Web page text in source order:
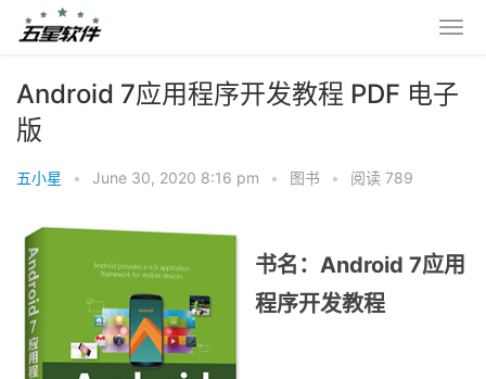
Android 7应用程序开发教程 PDF 电子
版
五小星 • June 30, 2020 8:16 pm • 图书 • 阅读 789
书名：Android 7应用
程序开发教程